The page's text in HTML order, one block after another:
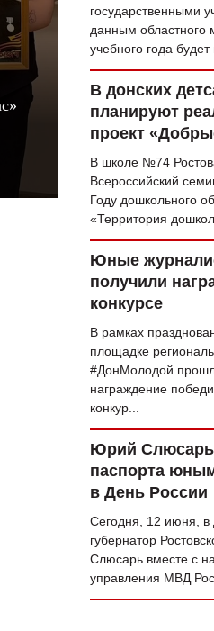
государственными
данным областного
учебного года будет
В донских
планируют
проект
В школе №74
Всероссийский
Году дошкольного
«Территория
Юные
получили
конкурсе
В рамках
площадке
#ДонМолодой
награждение
конкур...
Юрий Слюсарь
паспорта
в День России
Сегодня, 12 июня, в
губернатор
Слюсарь вместе с
управления МВД